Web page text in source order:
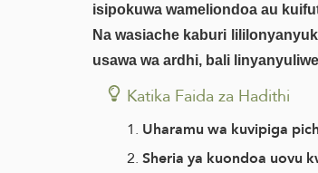
isipokuwa wameliondoa au
Na wasiache kaburi
usawa wa ardhi, bali
Katika Faida za Hadithi
Uharamu wa kuvipiga
Sheria ya kuondoa uovu